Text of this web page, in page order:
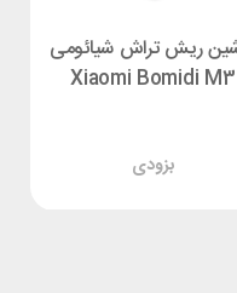
ریش تراش شیائومی
Xiaomi Bomidi M3
بزودی